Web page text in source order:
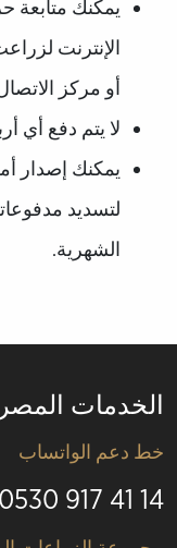
يمكنك متابعة
أو مركز الاتصال على
لا يتم دفع أي
يمكنك إصدار
لتسديد
الشهرية.
الخدمات
خط دعم الواتساب
14 41 917 0530